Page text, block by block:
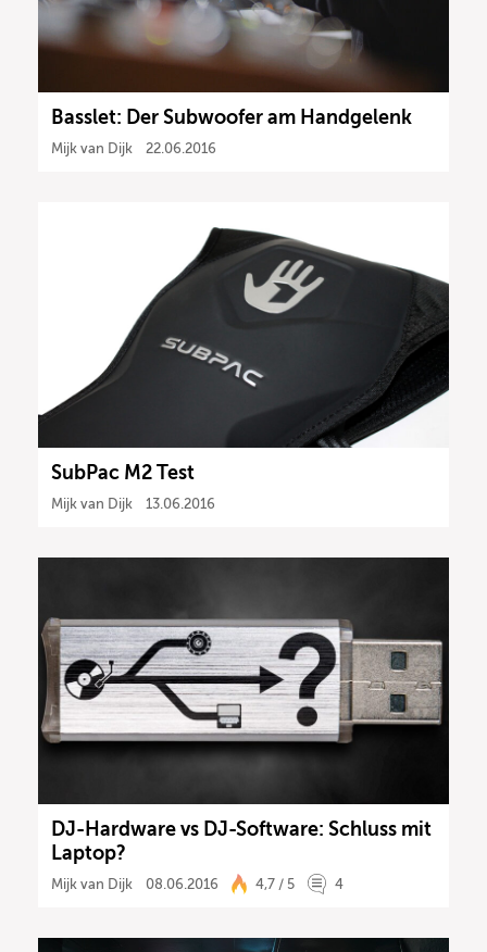
Basslet: Der Subwoofer am Handgelenk
Mijk van Dijk 22.06.2016
SubPac M2 Test
Mijk van Dijk 13.06.2016
DJ-Hardware vs DJ-Software: Schluss mit
Laptop?
Mijk van Dijk 08.06.2016 4,7 / 5 4